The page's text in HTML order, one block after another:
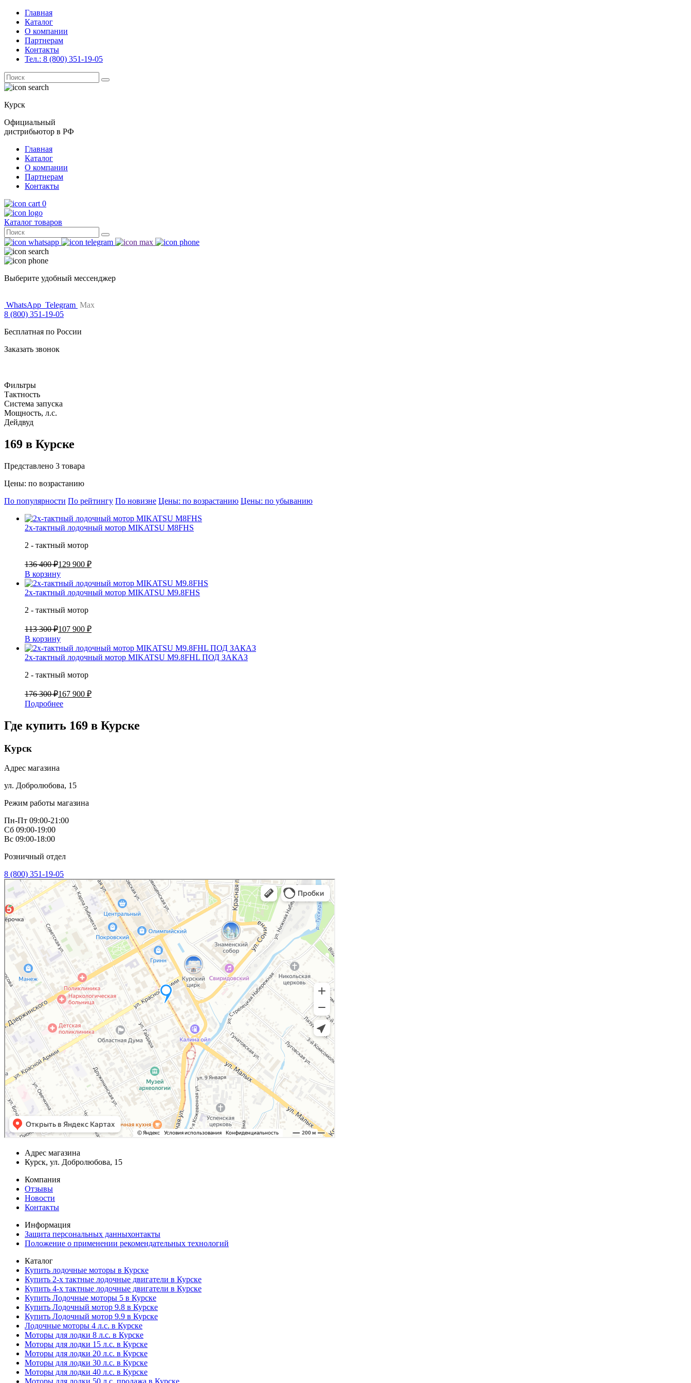
Главная
Каталог
О компании
Партнерам
Контакты
Тел.: 8 (800) 351-19-05
Поиск
for:
Курск
Официальный
дистрибьютор в РФ
Главная
Каталог
О компании
Партнерам
Контакты
0
Каталог товаров
Поиск
for:
Выберите удобный мессенджер
WhatsApp Telegram Max
8 (800) 351-19-05
Бесплатная по России
Заказать звонок
Фильтры
Тактность
Система запуска
Мощность, л.с.
Дейдвуд
169 в Курске
Представлено 3 товара
Цены: по возрастанию
По популярности По рейтингу По новизне Цены: по возрастанию Цены: по убыванию
2х-тактный лодочный мотор MIKATSU M8FHS
2 - тактный мотор
136 400 ₽129 900 ₽
В корзину
2х-тактный лодочный мотор MIKATSU M9.8FHS
2 - тактный мотор
113 300 ₽107 900 ₽
В корзину
2х-тактный лодочный мотор MIKATSU M9.8FHL ПОД ЗАКАЗ
2 - тактный мотор
176 300 ₽167 900 ₽
Подробнее
Где купить 169 в Курске
Курск
Адрес магазина
ул. Добролюбова, 15
Режим работы магазина
Пн-Пт 09:00-21:00
Сб 09:00-19:00
Вс 09:00-18:00
Розничный отдел
8 (800) 351-19-05
Адрес магазина
Курск, ул. Добролюбова, 15
Компания
Отзывы
Новости
Контакты
Информация
Защита персональных данныхонтакты
Положение о применении рекомендательных технологий
Каталог
Купить лодочные моторы в Курске
Купить 2-х тактные лодочные двигатели в Курске
Купить 4-х тактные лодочные двигатели в Курске
Купить Лодочные моторы 5 в Курске
Купить Лодочный мотор 9.8 в Курске
Купить Лодочный мотор 9.9 в Курске
Лодочные моторы 4 л.с. в Курске
Моторы для лодки 8 л.с. в Курске
Моторы для лодки 15 л.с. в Курске
Моторы для лодки 20 л.с. в Курске
Моторы для лодки 30 л.с. в Курске
Моторы для лодки 40 л.с. в Курске